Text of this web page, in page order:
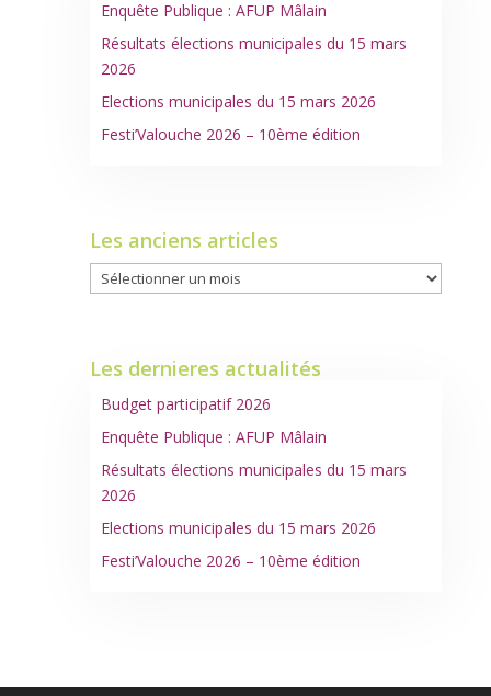
Enquête Publique : AFUP Mâlain
Résultats élections municipales du 15 mars
2026
Elections municipales du 15 mars 2026
Festi’Valouche 2026 – 10ème édition
Les anciens articles
Les
anciens
Les dernieres actualités
Budget participatif 2026
Enquête Publique : AFUP Mâlain
Résultats élections municipales du 15 mars
2026
Elections municipales du 15 mars 2026
Festi’Valouche 2026 – 10ème édition